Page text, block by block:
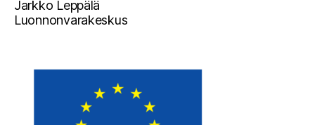
Jarkko Leppälä
Luonnonvarakeskus